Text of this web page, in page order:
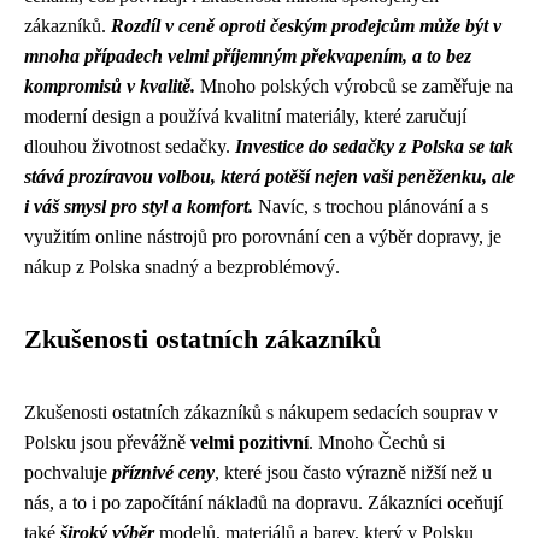
zákazníků. Rozdíl v ceně oproti českým prodejcům může být v
mnoha případech velmi příjemným překvapením, a to bez
kompromisů v kvalitě. Mnoho polských výrobců se zaměřuje na
moderní design a používá kvalitní materiály, které zaručují
dlouhou životnost sedačky. Investice do sedačky z Polska se tak
stává prozíravou volbou, která potěší nejen vaši peněženku, ale
i váš smysl pro styl a komfort. Navíc, s trochou plánování a s
využitím online nástrojů pro porovnání cen a výběr dopravy, je
nákup z Polska snadný a bezproblémový.
Zkušenosti ostatních zákazníků
Zkušenosti ostatních zákazníků s nákupem sedacích souprav v
Polsku jsou převážně velmi pozitivní. Mnoho Čechů si
pochvaluje příznivé ceny, které jsou často výrazně nižší než u
nás, a to i po započítání nákladů na dopravu. Zákazníci oceňují
také široký výběrmodelů, materiálů a barev, který v Polsku